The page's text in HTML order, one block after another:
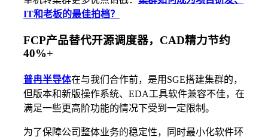
IT和老板的最佳拍档？
FCP产品替代开源调度器，CAD精力节约
40%+
普冉半导体在与我们合作前，是用SGE搭建集群的，
但版本和新版操作系统、EDA工具软件兼容不佳，在
满足一些更高阶功能的情况下受到一定限制。
为了保障公司整体业务的稳定性，同时最小化软件环